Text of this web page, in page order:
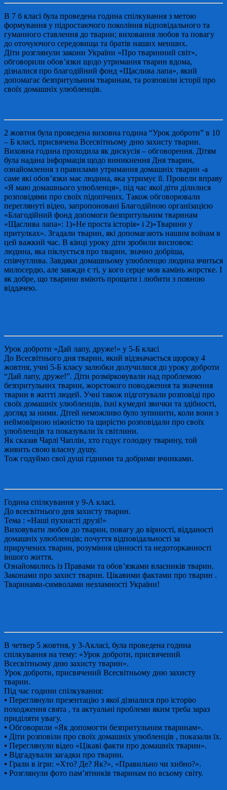
В 7 б класі була проведена година спілкування з метою
формування у підростаючого покоління відповідального та
гуманного ставлення до тварин; виховання любов та повагу
до оточуючого середовища та братів наших менших.
Діти розглянули закони України «Про тваринний світ»,
обговорили обовʼязки щодо утримання тварин вдома,
дізналися про благодійний фонд «Щаслива лапа», який
допомагає безпритульним тваринам, та розповіли історії про
своїх домашніх улюбленців.
2 жовтня була проведена виховна година “Урок доброти” в 10
– Б класі, присвячена Всесвітньому дню захисту тварин.
Виховна година проходила як дискусія – обговорення. Дітям
була надана інформація щодо виникнення Дня тварин,
ознайомлення з правилами утримання домашніх тварин -а
саме які обов’язки має людина, яка утримує її. Провели вправу
«Я маю домашнього улюбленця», під час якої діти ділилися
розповідями про своїх підопічних. Також обговорювали
переглянуті відео, запропоновані Благодійною організацією
«Благодійний фонд допомоги безпритульним тваринам
«Щаслива лапа»: 1)»Не проста історія» і 2)»Тварини у
притулках». Згадали тварин, які допомагають нашим воїнам в
цей важкий час. В кінці уроку діти зробили висновок:
людина, яка піклується про тварин, значно добріша,
співчутлива. Завдяки домашньому улюбленцю людина вчиться
милосердю, але завжди є ті, у кого серце мов камінь жорстке. І
як добре, що тварини вміють прощати і любити з повною
віддачею.
Урок доброти «Дай лапу, друже!» у 5-Б класі
До Всесвітнього дня тварин, який відзначається щороку 4
жовтня, учні 5-Б класу залюбки долучилися до уроку доброти
“Дай лапу, друже!”. Діти розмірковували над проблемою
безпритульних тварин, жорстокого поводження та значення
тварин в житті людей. Учні також підготували розповіді про
своїх домашніх улюбленців, їхні кумедні звички та здібності,
догляд за ними. Дітей неможливо було зупинити, коли вони з
неймовірною ніжністю та щирістю розповідали про своїх
улюбленців та показували їх світлини.
Як сказав Чарлі Чаплін, хто годує голодну тварину, той
живить свою власну душу.
Тож годуймо свої душі гідними та добрими вчинками.
Година спілкування у 9-А класі.
До всесвітнього дня захисту тварин.
Тема : «Наші пухнасті друзі!»
Виховувати любов до тварин, повагу до вірності, відданості
домашніх улюбленців; почуття відповідальності за
приручених тварин, розуміння цінності та недоторканності
іншого життя.
Ознайомились із Правами та обов’язками власників тварин.
Законами про захист тварин. Цікавими фактами про тварин .
Тваринами-символами незламності України!
В четвер 5 жовтня, у 3-Акласі, була проведена година
спілкування на тему: «Урок доброти, присвячений
Всесвітньому дню захисту тварин».
Урок доброти, присвячений Всесвітньому дню захисту
тварин.
Під час години спілкування:
⦁ Переглянули презентацію з якої дізналися про історію
походження свята , та актуальні проблеми яким треба зараз
приділяти увагу.
⦁ Обговорили «Як допомогти безпритульним тваринам».
⦁ Діти розповіли про своїх домашніх улюбленців , показали їх.
⦁ Переглянули відео «Цікаві факти про домашніх тварин».
⦁ Відгадували загадки про тварин.
⦁ Грали в ігри: «Хто? Де? Як?», «Правильно чи хибно?».
⦁ Розглянули фото пам’ятників тваринам по всьому світу.